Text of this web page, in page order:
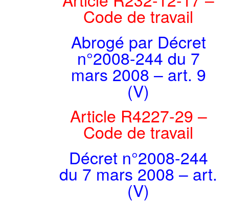
Code de travail
Abrogé par Décret
n°2008-244 du 7
mars 2008 – art. 9
(V)
Article R4227-29 –
Code de travail
Décret n°2008-244
du 7 mars 2008 – art.
(V)